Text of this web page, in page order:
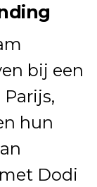
bij een
hun
Dodi